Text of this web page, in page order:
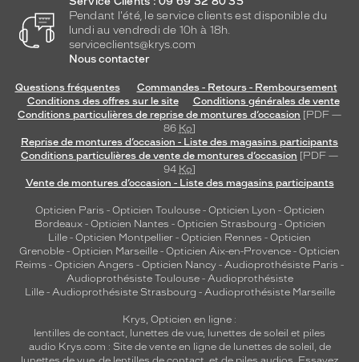
Pendant l'été, le service clients est disponible du
lundi au vendredi de 10h à 18h.
serviceclients@krys.com
Nous contacter
Questions fréquentes
Commandes - Retours - Remboursement
Conditions des offres sur le site
Conditions générales de vente
Conditions particulières de reprise de montures d’occasion [PDF —
86 Ko]
Reprise de montures d’occasion - Liste des magasins participants
Conditions particulières de vente de montures d’occasion [PDF —
94 Ko]
Vente de montures d’occasion - Liste des magasins participants
Opticien Paris - Opticien Toulouse- Opticien Lyon - Opticien
Bordeaux- Opticien Nantes - Opticien Strasbourg - Opticien
Lille - Opticien Montpellier - Opticien Rennes - Opticien
Grenoble - Opticien Marseille - Opticien Aix-en-Provence - Opticien
Reims - Opticien Angers - Opticien Nancy - Audioprothésiste Paris -
Audioprothésiste Toulouse- Audioprothésiste
Lille- Audioprothésiste Strasbourg - Audioprothésiste Marseille
Krys, Opticien en ligne :
lentilles de contact, lunettes de vue, lunettes de soleil et piles
audio Krys.com : Site de vente en ligne de lunettes de soleil, de